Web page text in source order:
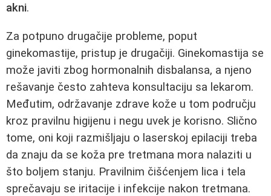
akni.
Za potpuno drugačije probleme, poput
ginekomastije, pristup je drugačiji. Ginekomastija se
može javiti zbog hormonalnih disbalansa, a njeno
rešavanje često zahteva konsultaciju sa lekarom.
Međutim, održavanje zdrave kože u tom području
kroz pravilnu higijenu i negu uvek je korisno. Slično
tome, oni koji razmišljaju o laserskoj epilaciji treba
da znaju da se koža pre tretmana mora nalaziti u
što boljem stanju. Pravilnim čišćenjem lica i tela
sprečavaju se iritacije i infekcije nakon tretmana.